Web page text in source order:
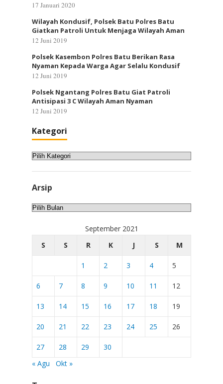
17 Januari 2020
Wilayah Kondusif, Polsek Batu Polres Batu
Giatkan Patroli Untuk Menjaga Wilayah Aman
12 Juni 2019
Polsek Kasembon Polres Batu Berikan Rasa
Nyaman Kepada Warga Agar Selalu Kondusif
12 Juni 2019
Polsek Ngantang Polres Batu Giat Patroli
Antisipasi 3 C Wilayah Aman Nyaman
12 Juni 2019
Kategori
Kategori
Arsip
Arsip
September 2021
S
S R K J S M
1 2 3 4 5
6 7 8 9 10 11 12
13 14 15 16 17 18 19
20 21 22 23 24 25 26
27 28 29
30
« Agu
Okt »